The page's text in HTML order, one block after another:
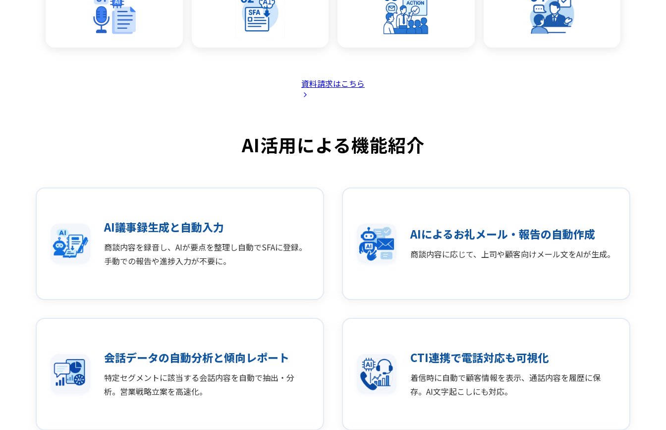
資料請求はこちら
AI活用による機能紹介
AI議事録生成と自動入力
商談内容を録音し、AIが要点を整理し自動でSFAに登録。
手動での報告や進捗入力が不要に。
AIによるお礼メール・報告の自動作成
商談内容に応じて、上司や顧客向けメール文をAIが生成。
会話データの自動分析と傾向レポート
特定セグメントに該当する会話内容を自動で抽出・分
析。営業戦略立案を高速化。
CTI連携で電話対応も可視化
着信時に自動で顧客情報を表示、通話内容を履歴に保
存。AI文字起こしにも対応。